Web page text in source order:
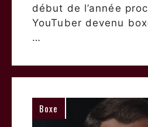
début de l’année
YouTuber devenu
…
Boxe